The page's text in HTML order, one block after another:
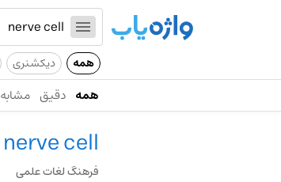
همه دیکشنری
همه دقیق مشابه
nerve cell
فرهنگ لغات علمی